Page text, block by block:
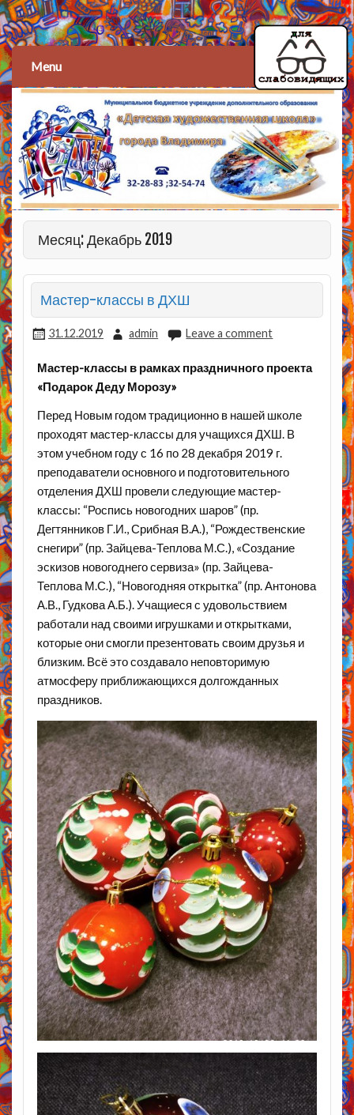
Детская художественная
школа
Menu
Месяц: Декабрь 2019
Мастер-классы в ДХШ
31.12.2019 admin Leave a comment
Мастер-классы в рамках праздничного проекта
«Подарок Деду Морозу»
Перед Новым годом традиционно в нашей школе
проходят мастер-классы для учащихся ДХШ. В
этом учебном году с 16 по 28 декабря 2019 г.
преподаватели основного и подготовительного
отделения ДХШ провели следующие мастер-
классы: “Роспись новогодних шаров” (пр.
Дегтянников Г.И., Срибная В.А.), “Рождественские
снегири” (пр. Зайцева-Теплова М.С.), «Создание
эскизов новогоднего сервиза» (пр. Зайцева-
Теплова М.С.), “Новогодняя открытка” (пр. Антонова
А.В., Гудкова А.Б.). Учащиеся с удовольствием
работали над своими игрушками и открытками,
которые они смогли презентовать своим друзья и
близким. Всё это создавало неповторимую
атмосферу приближающихся долгожданных
праздников.